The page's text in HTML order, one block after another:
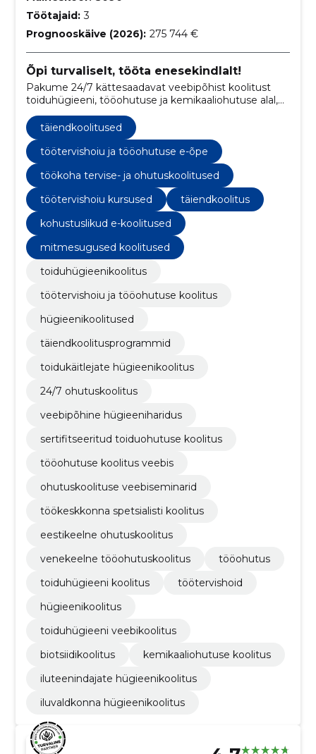
Töötajaid: 3
Prognooskäive (2026): 275 744 €
Õpi turvaliselt, tööta enesekindlalt!
Pakume 24/7 kättesaadavat veebipõhist koolitust
toiduhügieeni, tööohutuse ja kemikaaliohutuse alal,
mille on heaks kiitnud vastavad ametiasutused.
täiendkoolitused
töötervishoiu ja tööohutuse e-õpe
töökoha tervise- ja ohutuskoolitused
töötervishoiu kursused
täiendkoolitus
kohustuslikud e-koolitused
mitmesugused koolitused
toiduhügieenikoolitus
töötervishoiu ja tööohutuse koolitus
hügieenikoolitused
täiendkoolitusprogrammid
toidukäitlejate hügieenikoolitus
24/7 ohutuskoolitus
veebipõhine hügieeniharidus
sertifitseeritud toiduohutuse koolitus
tööohutuse koolitus veebis
ohutuskoolituse veebiseminarid
töökeskkonna spetsialisti koolitus
eestikeelne ohutuskoolitus
venekeelne tööohutuskoolitus
tööohutus
toiduhügieeni koolitus
töötervishoid
hügieenikoolitus
toiduhügieeni veebikoolitus
biotsiidikoolitus
kemikaaliohutuse koolitus
iluteenindajate hügieenikoolitus
iluvaldkonna hügieenikoolitus